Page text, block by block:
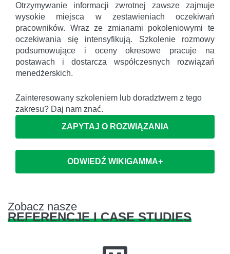
Otrzymywanie informacji zwrotnej zawsze zajmuje
wysokie miejsca w zestawieniach oczekiwań
pracowników. Wraz ze zmianami pokoleniowymi te
oczekiwania się intensyfikują. Szkolenie rozmowy
podsumowujące i oceny okresowe pracuje na
postawach i dostarcza współczesnych rozwiązań
menedżerskich.
Zainteresowany szkoleniem lub doradztwem z tego
zakresu? Daj nam znać.
ZAPYTAJ O ROZWIĄZANIA
ODWIEDŹ WIKIGAMMA+
Zobacz nasze
REFERENCJE I CASE STUDIES